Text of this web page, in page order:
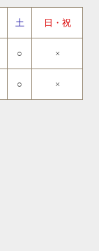
土 日・祝
○ ×
○ ×